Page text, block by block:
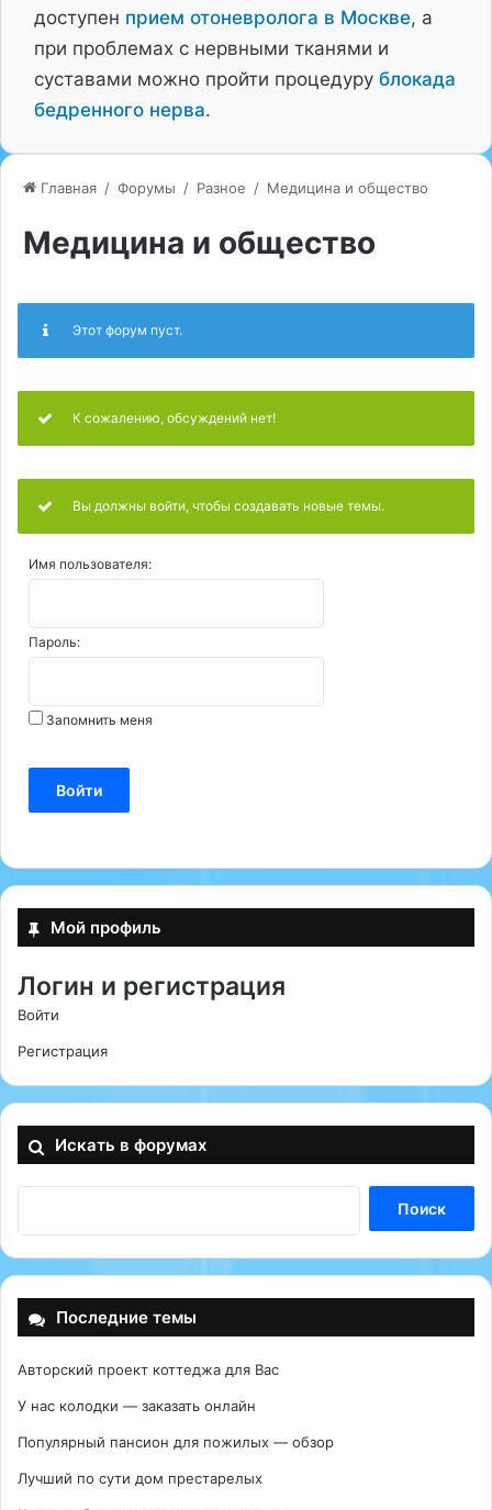
доступен прием отоневролога в Москве, а
при проблемах с нервными тканями и
суставами можно пройти процедуру блокада
бедренного нерва.
Главная / Форумы / Разное / Медицина и общество
Медицина и общество
Этот форум пуст.
К сожалению, обсуждений нет!
Вы должны войти, чтобы создавать новые темы.
Имя пользователя:
Пароль:
Запомнить меня
Войти
Мой профиль
Логин и регистрация
Войти
Регистрация
Искать в форумах
Последние темы
Авторский проект коттеджа для Вас
У нас колодки — заказать онлайн
Популярный пансион для пожилых — обзор
Лучший по сути дом престарелых